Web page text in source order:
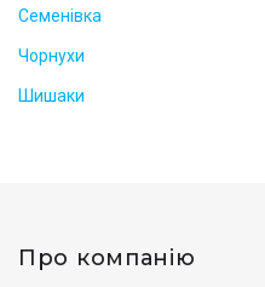
Семенівка
Чорнухи
Шишаки
Про компанію